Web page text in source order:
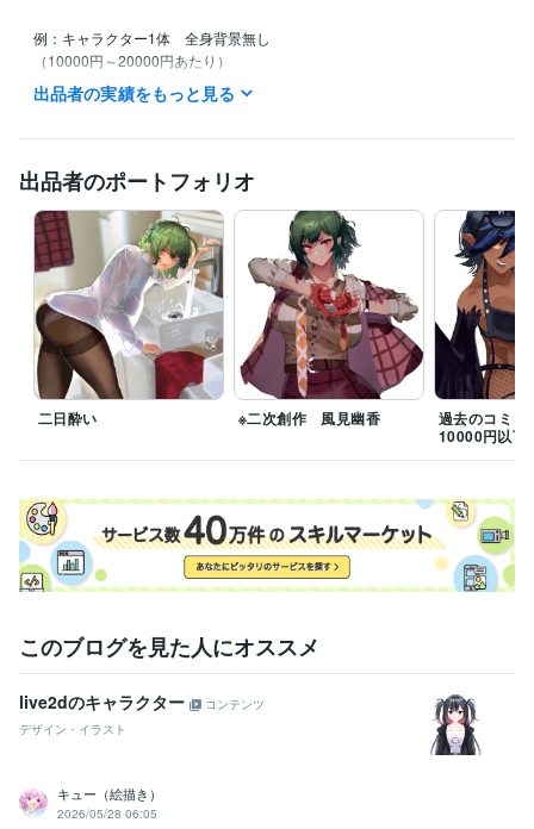
例：キャラクター1体　全身背景無し
（10000円～20000円あたり）
第一月曜日に依頼
↓
修正後提出（修正回数により前後）
第３月曜日　イラスト完成
出品者の実績をもっと見る
出品者のポートフォリオ
二日酔い ※二次創作 風見幽香
過去のコミッ
10000円以下
このブログを見た人にオススメ
live2dのキャラクター
コンテンツ
デザイン・イラスト
キュー（絵描き）
2026/05/28 06:05